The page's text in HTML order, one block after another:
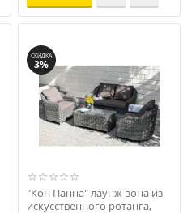
СКИДКА
3%
"Кон Панна" лаунж-зона из
искусственного ротанга,